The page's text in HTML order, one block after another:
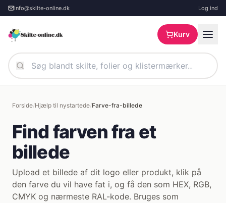
Spring til hovedindhold
info@skilte-online.dk Log ind
Kurv
Forside/Hjælp til nystartede/Farve-fra-billede
Find farven fra et
billede
Upload et billede af dit logo eller produkt, klik på
den farve du vil have fat i, og få den som HEX, RGB,
CMYK og nærmeste RAL-kode. Bruges som